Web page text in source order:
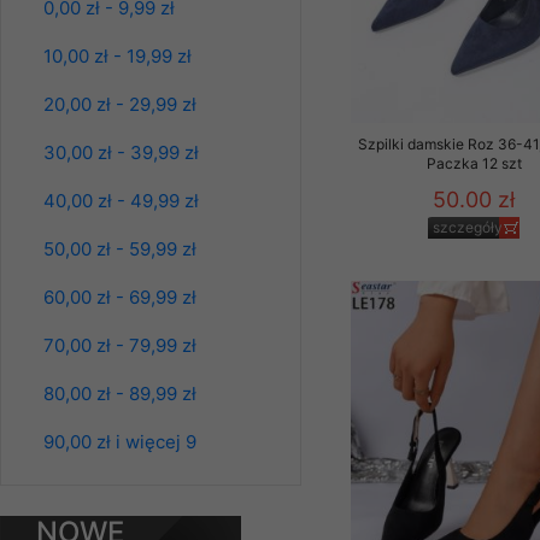
0,00 zł - 9,99 zł
10,00 zł - 19,99 zł
20,00 zł - 29,99 zł
30,00 zł - 39,99 zł
40,00 zł - 49,99 zł
50,00 zł - 59,99 zł
60,00 zł - 69,99 zł
70,00 zł - 79,99 zł
80,00 zł - 89,99 zł
90,00 zł i więcej 9
NOWE
Spodnie damskie
Kolor Paczka 10 szt
61.00 zł
szczegóły
Kolor Paczka 10 szt
Szpilki damskie Roz 36-
Paczka 12 szt
50.00 zł
szczegóły
Klientów
ochronie danych
serwerach
Każdy Klient, który
ich weryfikacji,
Sklep nie
chyba że dzieje się
Nasz Sklep posługuje
przez nasz serwer i
jego indywidualnych
opcję przyjmowania
może wpłynąć na
Klienta przechowują
• sesji
• ostatnio